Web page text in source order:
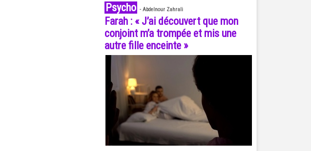
Psycho - Abdelnour Zahrali
Farah : « J’ai découvert que mon
conjoint m’a trompée et mis une
autre fille enceinte »